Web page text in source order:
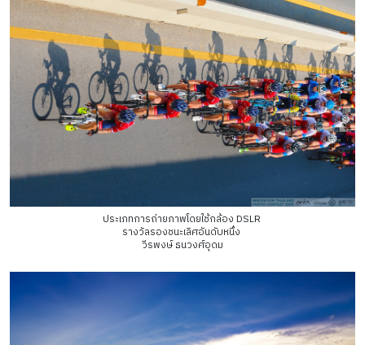
ประเภทการถ่ายภาพโดยใช้กล้อง DSLR
รางวัลรองชนะเลิศอันดับหนึ่ง
วีรพงษ์ ธนวงศ์อุดม